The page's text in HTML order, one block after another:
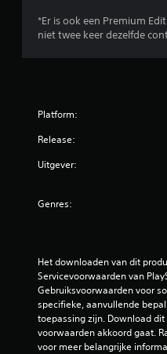
*Er is ook een Premium
niet twee keer dezelfde
Platform:
Release:
Uitgever:
Genres:
Het downloaden van dit
Servicevoorwaarden van
Gebruiksvoorwaarden voor
specifieke, aanvullende
toepassing zijn. Download
voorwaarden akkoord gaat.
voor meer belangrijke